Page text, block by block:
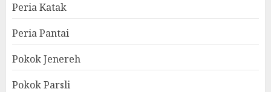
Peria Katak
Peria Pantai
Pokok Jenereh
Pokok Parsli